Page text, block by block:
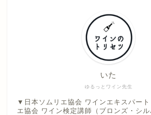
ゆるっとワイン先生
いた
▼日本ソムリエ協会 ワインエキスパー
エ協会 ワイン検定講師（ブロンズ・シ
ワインのト
世界のワ
ワ